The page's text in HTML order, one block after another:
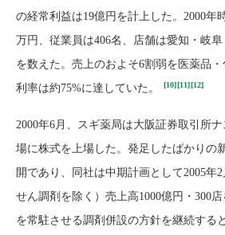
の経常利益は19億円を計上した。2000年
万円、従業員は406名、店舗は愛知・岐
を数えた。売上のおよそ6割弱を医薬品
利率は約75%に達していた。
[10][11][12]
2000年6月、スギ薬局は大阪証券取引所
場に株式を上場した。発足したばかりの
開であり、同社は中期計画として2005年
せん調剤を除く）売上高1000億円・300
を常駐させる調剤併設の方針を継続する